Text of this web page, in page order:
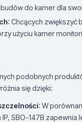
do kamer dla
: Chcących zwiększyć
użyciu kamer
podobnych
się dzięki:
: W
SBO-147B zapewnia